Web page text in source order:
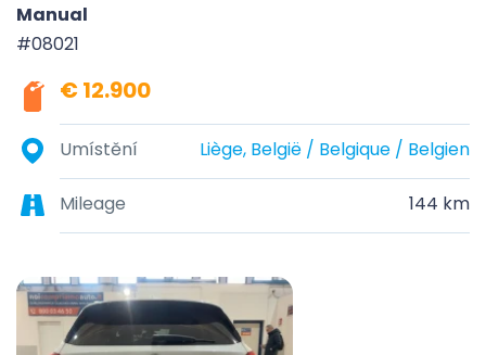
Manual
#08021
€ 12.900
Umístění Liège, België / Belgique / Belgien
Mileage 144 km